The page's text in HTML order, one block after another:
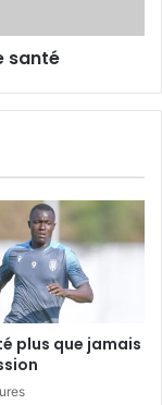
santé
plus que jamais